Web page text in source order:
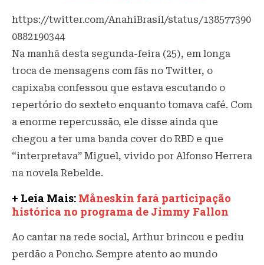
https://twitter.com/AnahiBrasil/status/138577390
0882190344
Na manhã desta segunda-feira (25), em longa
troca de mensagens com fãs no Twitter, o
capixaba confessou que estava escutando o
repertório do sexteto enquanto tomava café. Com
a enorme repercussão, ele disse ainda que
chegou a ter uma banda cover do RBD e que
“interpretava” Miguel, vivido por Alfonso Herrera
na novela Rebelde.
+ Leia Mais: Måneskin fará participação
histórica no programa de Jimmy Fallon
Ao cantar na rede social, Arthur brincou e pediu
perdão a Poncho. Sempre atento ao mundo